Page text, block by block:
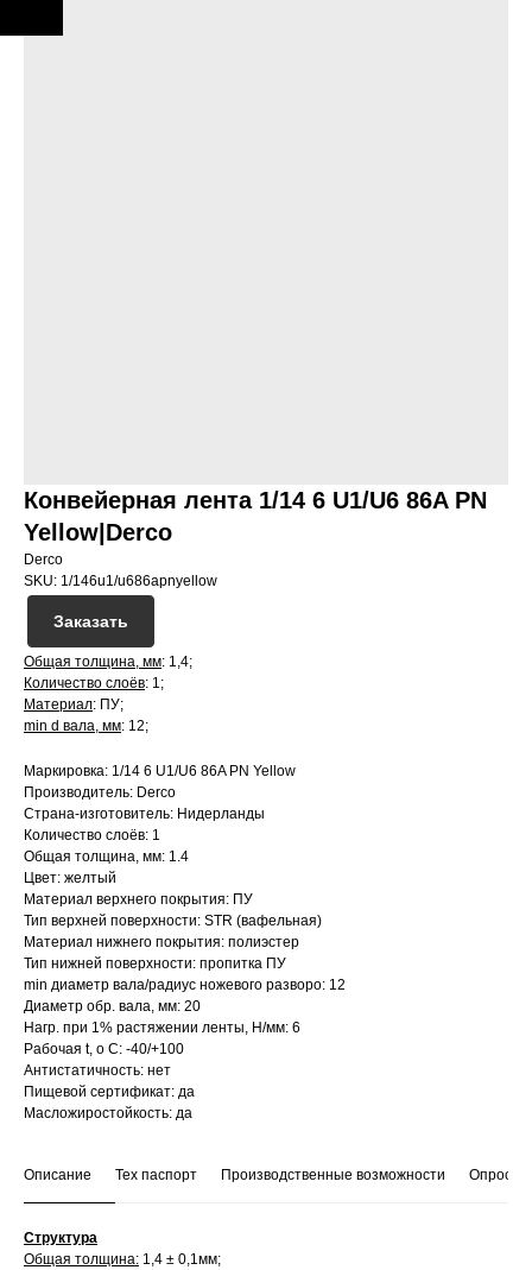
Конвейерная лента 1/14 6 U1/U6 86A PN
Yellow|Derco
Derco
SKU: 1/146u1/u686apnyellow
Заказать
Общая толщина, мм: 1,4;
Количество слоёв: 1;
Материал: ПУ;
min d вала, мм: 12;
Маркировка: 1/14 6 U1/U6 86A PN Yellow
Производитель: Derco
Страна-изготовитель: Нидерланды
Количество слоёв: 1
Общая толщина, мм: 1.4
Цвет: желтый
Материал верхнего покрытия: ПУ
Тип верхней поверхности: STR (вафельная)
Материал нижнего покрытия: полиэстер
Тип нижней поверхности: пропитка ПУ
min диаметр вала/радиус ножевого разворо: 12
Диаметр обр. вала, мм: 20
Нагр. при 1% растяжении ленты, Н/мм: 6
Рабочая t, о С: -40/+100
Антистатичность: нет
Пищевой сертификат: да
Масложиростойкость: да
Описание Тех паспорт Производственные возможности
Структура
Общая толщина: 1,4 ± 0,1мм;